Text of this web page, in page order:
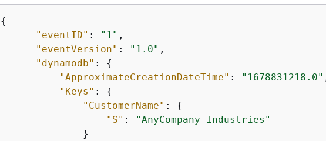
{
"eventID" : "1" ,
"eventVersion" : "1.0" ,
"dynamodb" : {
"ApproximateCreationDateTime" : "1678831218.0"
"Keys" : {
"CustomerName" : {
"S" :
"AnyCompany Industries"
              }